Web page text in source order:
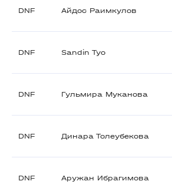
DNF Айдос Раимкулов
DNF Sandin Tyo
DNF Гульмира Муканова
DNF Динара Толеубекова
DNF Аружан Ибрагимова